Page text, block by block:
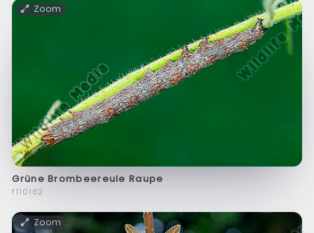
Zoom
Grüne Brombeereule Raupe
f110162
Zoom